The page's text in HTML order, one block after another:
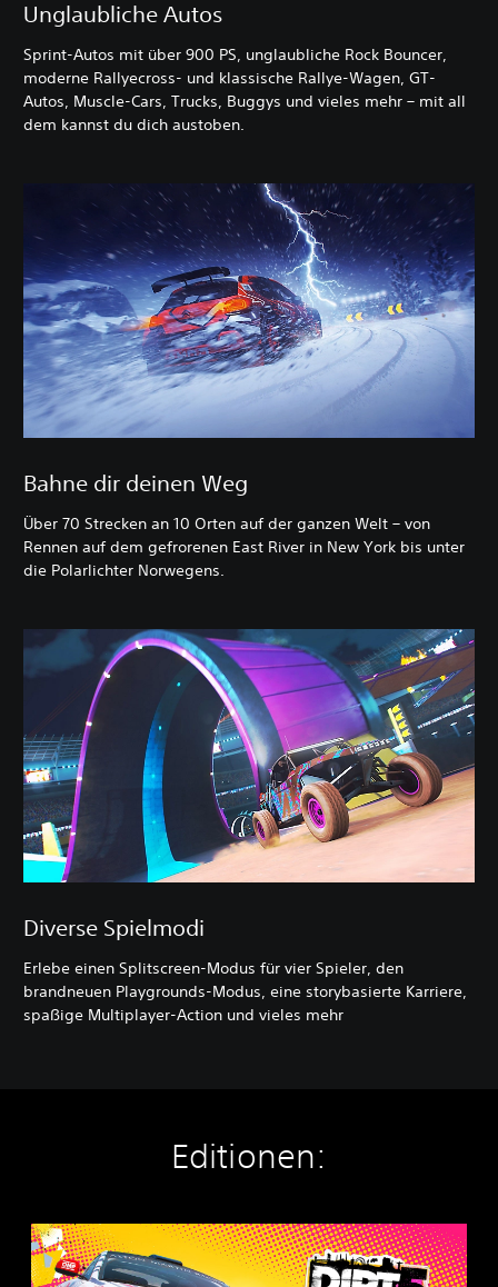
Unglaubliche Autos
Sprint-Autos mit über 900 PS, unglaubliche Rock Bouncer,
moderne Rallyecross- und klassische Rallye-Wagen, GT-
Autos, Muscle-Cars, Trucks, Buggys und vieles mehr – mit all
dem kannst du dich austoben.
Bahne dir deinen Weg
Über 70 Strecken an 10 Orten auf der ganzen Welt – von
Rennen auf dem gefrorenen East River in New York bis unter
die Polarlichter Norwegens.
Diverse Spielmodi
Erlebe einen Splitscreen-Modus für vier Spieler, den
brandneuen Playgrounds-Modus, eine storybasierte Karriere,
spaßige Multiplayer-Action und vieles mehr
Editionen:
D
I
R